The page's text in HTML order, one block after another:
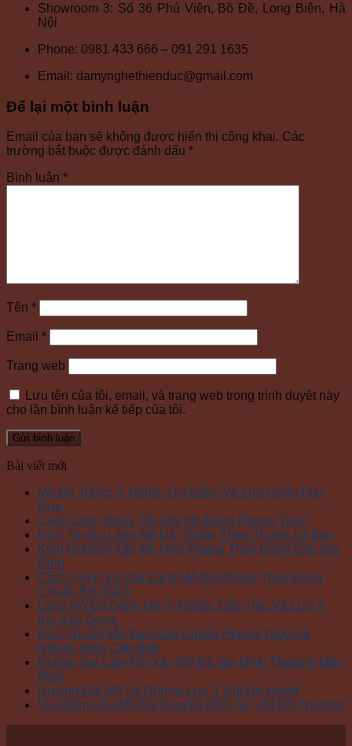
Showroom 3: Số 36 Phú Viên, Bồ Đề, Long Biên, Hà
Nội
Phone: 0981 433 666 – 091 291 1635
Email: damynghethienduc@gmail.com
Để lại một bình luận
Email của bạn sẽ không được hiển thị công khai. Các
trường bắt buộc được đánh dấu *
Bình luận *
Tên *
Email *
Trang web
Lưu tên của tôi, email, và trang web trong trình duyệt này
cho lần bình luận kế tiếp của tôi.
Bài viết mới
Mộ Đá Trắng: Ý Nghĩa, Ưu Điểm Và Lựa Chọn Phù
Hợp
Cách Chọn Ngày Tốt Xây Mộ Đúng Phong Thủy
Kích Thước Lăng Mộ Đá Chuẩn Theo Thước Lỗ Ban
Kinh Nghiệm Xây Mộ Hợp Phong Thủy Dành Cho Gia
Đình
Cách Chọn Và Xây Lăng Mộ Đá Phong Thủy Đúng
Chuẩn Âm Trạch
Lăng Mộ Đá Dòng Họ: Ý Nghĩa, Cấu Trúc Và Lưu Ý
Khi Xây Dựng
Kích Thước Mộ Tam Cấp Chuẩn Phong Thủy Và
Những Điều Cần Biết
Những Sai Lầm Khi Xây Mộ Đá Gia Đình Thường Mắc
Phải
Hướng Đặt Mộ Và Những Lưu Ý Khi Hạ Huyệt
Ưu Điểm Của Mộ Đá Nguyên Khối So Với Mộ Thường